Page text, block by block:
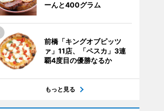
ーんと400グラム
前橋「キングオブピッツ
ァ」11店、「ペスカ」3連
覇4度目の優勝なるか
もっと見る